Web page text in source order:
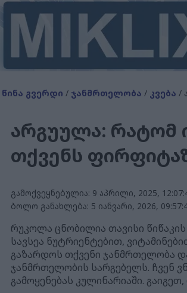
წინა გვერდი / ჯანმრთელობა / კვება /
არგუულა: რატომ
თქვენს
გამოქვეყნებულია: 9 აპრილი, 2025,
ბოლო განახლება: 5 იანვარი, 2026,
რუკოლა ცნობილია თავისი
სავსეა ნუტრიენტებით,
გაზარდოს თქვენი ჯანმრთელობა
ჯანმრთელობის სარგებელს. ჩვენ
გამოყენებას კულინარიაში.